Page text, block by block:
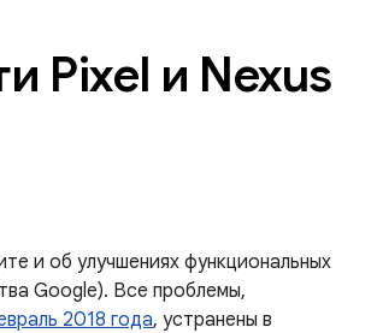
Pixel и Nexus
и об улучшениях функциональных
Google). Все проблемы,
2018 года, устранены в